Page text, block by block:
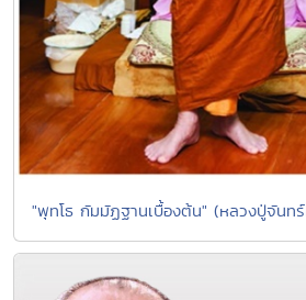
"พุทโธ กัมมัฏฐานเบื้องต้น" (หลวงปู่จันท